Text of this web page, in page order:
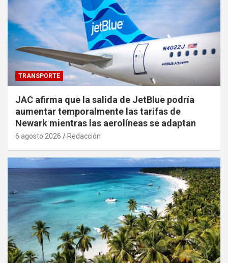
TRANSPORTE
JAC afirma que la salida de JetBlue podría
aumentar temporalmente las tarifas de
Newark mientras las aerolíneas se adaptan
6 agosto 2026 Redacción